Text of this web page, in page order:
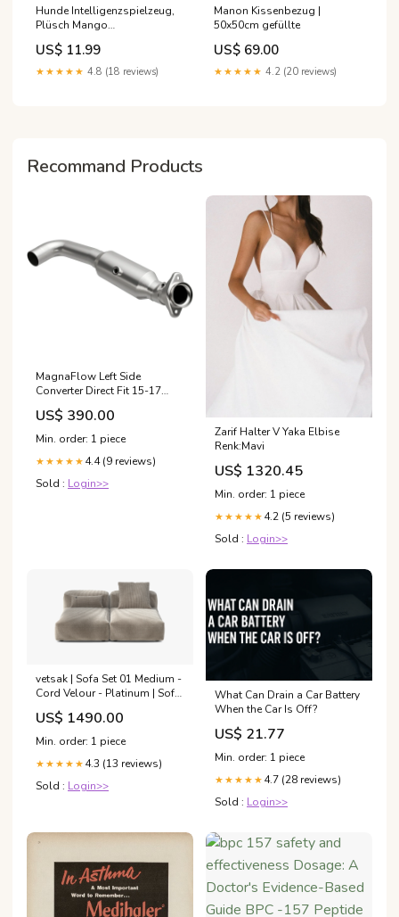
Hunde Intelligenzspielzeug,
Plüsch Mango
Futterspielzeug mit Lautes
Papier für Training, Spielzeug
zur Beschäftigung von
US$ 11.99
★★★★★ 4.8 (18 reviews)
Manon Kissenbezug |
50x50cm gefüllte
US$ 69.00
★★★★★ 4.2 (20 reviews)
Recommand Products
MagnaFlow Left Side
Converter Direct Fit 15-17
Ford F-150 5.0L Wheel and
Tire Accessories>Tire Chains
US$ 390.00
Min. order: 1 piece
★★★★★ 4.4 (9 reviews)
Sold : Login>>
Zarif Halter V Yaka Elbise
Renk:Mavi
US$ 1320.45
Min. order: 1 piece
★★★★★ 4.2 (5 reviews)
Sold : Login>>
vetsak | Sofa Set 01 Medium -
Cord Velour - Platinum | Sofa
Modulable | 2.5 Places
configuration_pillow
US$ 1490.00
Min. order: 1 piece
★★★★★ 4.3 (13 reviews)
Sold : Login>>
What Can Drain a Car Battery
When the Car Is Off?
US$ 21.77
Min. order: 1 piece
★★★★★ 4.7 (28 reviews)
Sold : Login>>